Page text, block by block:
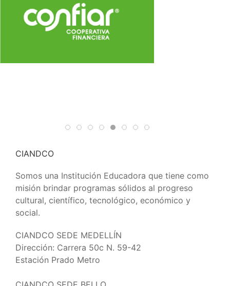
CIANDCO
Somos una Institución Educadora que tiene como
misión brindar programas sólidos al progreso
cultural, científico, tecnológico, económico y
social.
CIANDCO SEDE MEDELLÍN
Dirección: Carrera 50c N. 59-42
Estación Prado Metro